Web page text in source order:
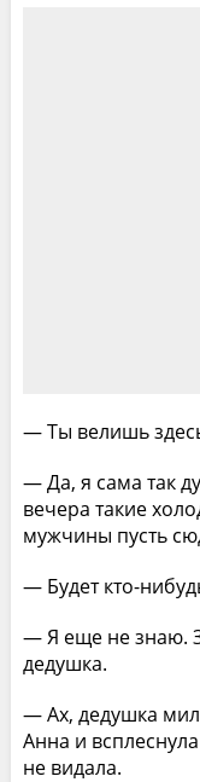
— Ты велишь
— Да, я сама так
вечера такие
мужчины пусть
— Будет кто-
— Я еще не знаю.
дедушка.
— Ах, дедушка
Анна и
не видала.